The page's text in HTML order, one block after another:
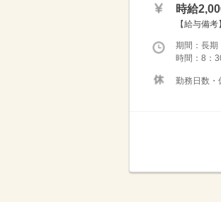
時給
【給与備
期間：
時間：8：
勤務日数・